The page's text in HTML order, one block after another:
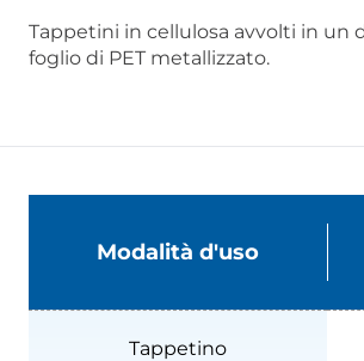
Tappetini in cellulosa avvolti in un
foglio di PET metallizzato.
Modalità d'uso
Tappetino